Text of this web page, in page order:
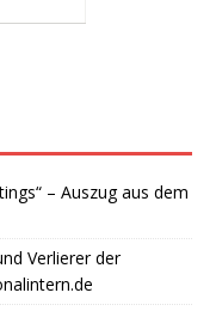
– Auszug aus dem
Verlierer der